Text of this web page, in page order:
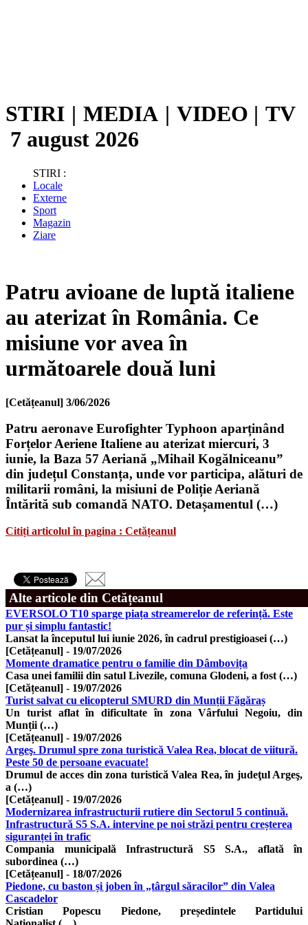
STIRI | MEDIA | VIDEO | TV
7 august 2026
STIRI :
Locale
Externe
Sport
Magazin
Ziare
Patru avioane de luptă italiene
au aterizat în România. Ce
misiune vor avea în
următoarele două luni
[Cetățeanul] 3/06/2026
Patru aeronave Eurofighter Typhoon aparținând
Forțelor Aeriene Italiene au aterizat miercuri, 3
iunie, la Baza 57 Aeriană „Mihail Kogălniceanu”
din județul Constanța, unde vor participa, alături de
militarii români, la misiuni de Poliție Aeriană
Întărită sub comandă NATO. Detașamentul (…)
Citiți articolul în pagina : Cetățeanul
Alte articole din Cetățeanul
EVERSOLO T10 sparge piața streamerelor de referință. Este
pur și simplu fantastic!
Lansat la începutul lui iunie 2026, în cadrul prestigioasei (…)
[Cetățeanul] - 19/07/2026
Momente dramatice pentru o familie din Dâmbovița
Casa unei familii din satul Livezile, comuna Glodeni, a fost (…)
[Cetățeanul] - 19/07/2026
Turist salvat cu elicopterul SMURD din Munții Făgăraș
Un turist aflat în dificultate în zona Vârfului Negoiu, din
Munții (…)
[Cetățeanul] - 19/07/2026
Argeş. Drumul spre zona turistică Valea Rea, blocat de viitură.
Peste 50 de persoane evacuate!
Drumul de acces din zona turistică Valea Rea, în judeţul Argeş,
a (…)
[Cetățeanul] - 19/07/2026
Modernizarea infrastructurii rutiere din Sectorul 5 continuă.
Infrastructură S5 S.A. intervine pe noi străzi pentru creșterea
siguranței în trafic
Compania municipală Infrastructură S5 S.A., aflată în
subordinea (…)
[Cetățeanul] - 18/07/2026
Piedone, cu baston și joben în „târgul săracilor” din Valea
Cascadelor
Cristian Popescu Piedone, președintele Partidului